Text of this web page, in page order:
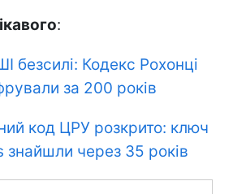
:
безсилі: Кодекс Рохонці
за 200 років
код ЦРУ розкрито: ключ
знайшли через 35 років